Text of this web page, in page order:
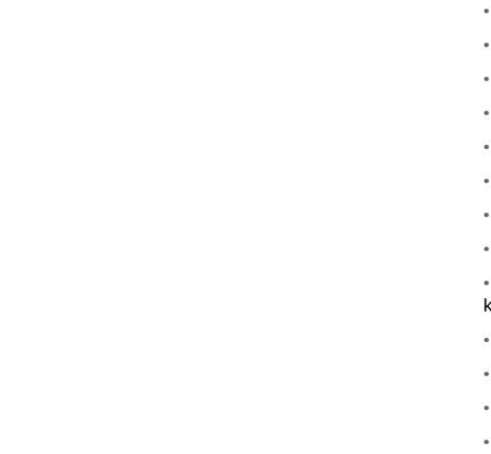
•
•
•
•
•
•
•
•
•
•
•
•
•